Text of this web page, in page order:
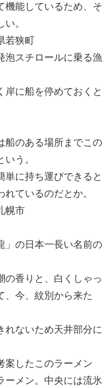
機能しているため、そ
。
若狭町
泡スチロールに乗る漁
岸に船を停めておくと
船のある場所までこの
う。
単に持ち運びできると
ているのだとか。
幌市
」の日本一長い名前の
の香りと、白くしゃっ
、今、紋別から来た
れないため天井部分に
案したこのラーメン
ーメン。中央には流氷